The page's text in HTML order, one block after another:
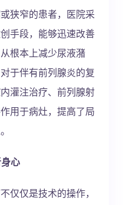
狭窄的患者，医院采
手段，能够迅速改善
根本上减少尿液潴
于伴有前列腺炎的复
灌注治疗、前列腺射
用于病灶，提高了局
心
仅仅是技术的操作，